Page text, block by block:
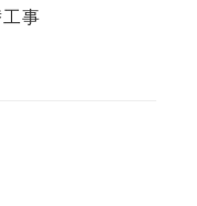
工事